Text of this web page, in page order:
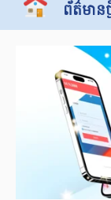
ព័ត៌មាន